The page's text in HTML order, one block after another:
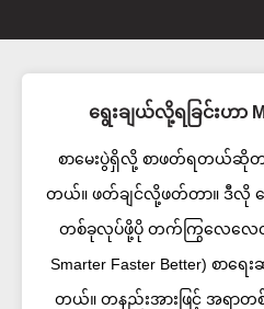
ရွေးချယ်လို့ရခြင်းဟာ
စာမေးပွဲရှိလို့ စာဖတ်ရတယ်ဆို
တယ်။ ဖတ်ချင်လို့ဖတ်တာ။ ဒီလို
တစ်ခုလုပ်ဖို့ပို တက်ကြွလေလေလို့
Smarter Faster Better) စာရ
တယ်။ တနည်းအားဖြင့် အရာတ